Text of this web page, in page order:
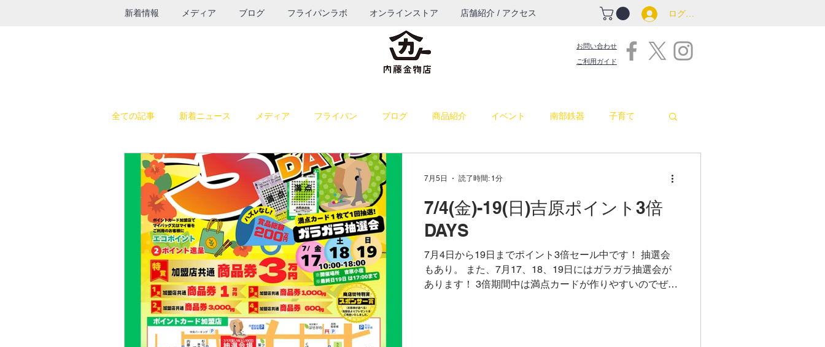
新着情報 メディア ブログ フライパンラボ オンラインストア 店舗紹介 / アクセス ログイン
お問い合わせ
ご利用ガイド
全ての記事 新着ニュース メディア フライパン ブログ 商品紹介 イベント 南部鉄器 子育て
休日の過ごし方 テレビ出演 料理 雑感 お菓子作り
SALE 鉄瓶 グルメ うつわ ブログ（TOP表示） コーヒー 餅つき道具 包丁 お釜
インスタライブ 給食器具 納品 若旦那の課外活動 出店
7/4(金)-19(日)吉原ポイント3倍
DAYS
7月4日から19日までポイント3倍セール中です！ 抽選会
もあり。 また、7月17、18、19日にはガラガラ抽選会が
あります！ 3倍期間中は満点カードが作りやすいのでぜひ
7月5日 読了時間: 1分